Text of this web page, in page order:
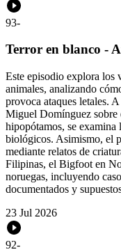
93-
Terror en blanco -
Este episodio explora los
animales, analizando
provoca ataques letales.
Miguel Domínguez sobre
hipopótamos, se
biológicos. Asimismo, el
mediante relatos de
Filipinas, el Bigfoot en
noruegas, incluyendo
documentados y
23 Jul 2026
92-